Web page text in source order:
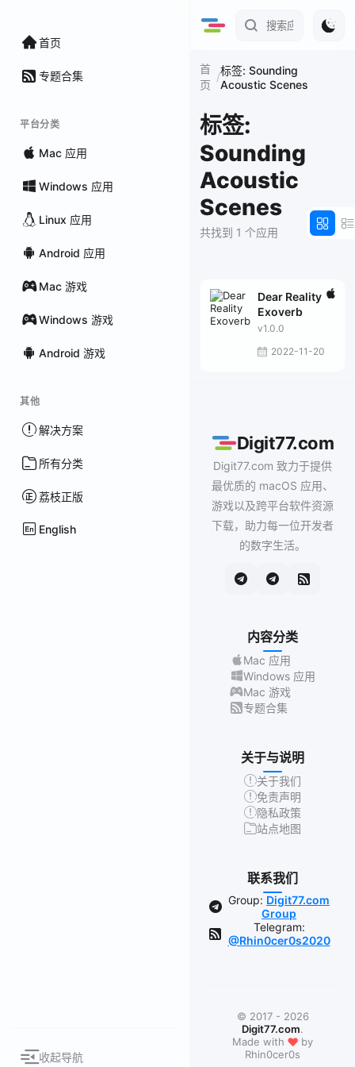
首页
专题合集
平台分类
Mac 应用
Windows 应用
Linux 应用
Android 应用
Mac 游戏
Windows 游戏
Android 游戏
其他
解决方案
所有分类
荔枝正版
English
收起导航
首
页
/标签: Sounding
Acoustic Scenes
标签:
Sounding
Acoustic
Scenes
共找到 1 个应用
Dear Reality
Exoverb
v1.0.0
2022-11-20
Digit77.com
Digit77.com 致力于提供
最优质的 macOS 应用、
游戏以及跨平台软件资源
下载，助力每一位开发者
的数字生活。
内容分类
Mac 应用
Windows 应用
Mac 游戏
专题合集
关于与说明
关于我们
免责声明
隐私政策
站点地图
联系我们
Group: Digit77.com
Group
Telegram:
@Rhin0cer0s2020
© 2017 - 2026
Digit77.com.
Made with ❤by
Rhin0cer0s